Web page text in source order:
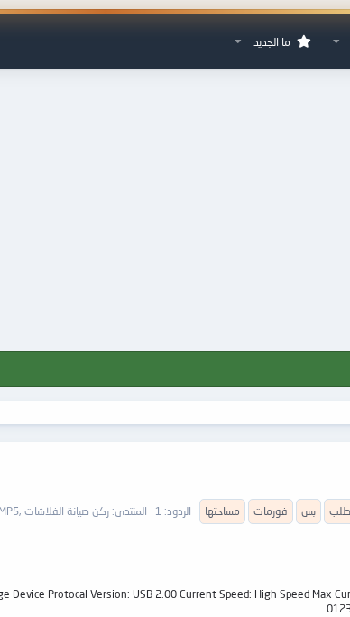
ما الجديد
بس فورمات مساحتها الردود: 1 المنتدى: ركن صيانة الفلاشات ,Flash, MP3, MP4, MP5
Device Protocal Version: USB 2.00 Current Speed: High Speed Max